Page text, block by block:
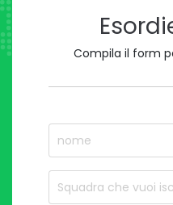
Compila il form